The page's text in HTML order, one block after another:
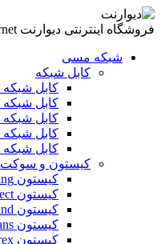
فروشگاه اینترنتی دیوارنت divarnet
شبکه مسی
کابل شبکه
کابل شبکه 5net
کابل شبکه Corning
کابل شبکه Legrand
کابل شبکه Nexans
کابل شبکه Belden
کیستون و سوکت
کیستون Corning
کیستون Metz-connect
کیستون Legrand
کیستون Nexans
کیستون Brandrex